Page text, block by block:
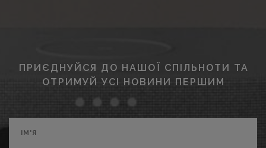
ПРИЄДНУЙСЯ ДО НАШОЇ СПІЛЬНОТИ ТА
ОТРИМУЙ УСІ НОВИНИ ПЕРШИМ